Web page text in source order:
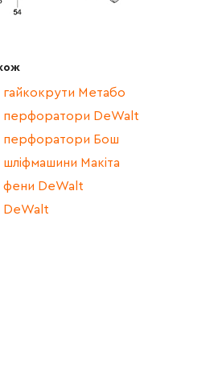
гайкокрути Метабо
перфоратори DeWalt
перфоратори Бош
шліфмашини Макіта
фени DeWalt
DeWalt